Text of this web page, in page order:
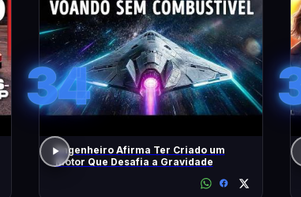
34
Engenheiro Afirma Ter Criado um
Motor Que Desafia a Gravidade